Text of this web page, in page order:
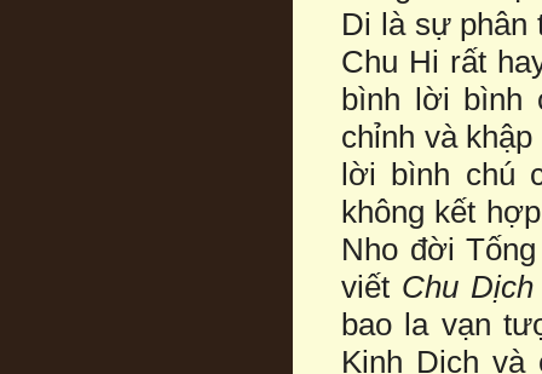
Di là sự phân
Chu Hi rất
bình lời bình
chỉnh và
lời bình chú
không kết
Nho đời
viết Chu
bao la vạn
Kinh Dịch và